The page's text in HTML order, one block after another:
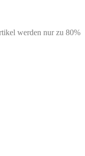
werden nur zu 80%